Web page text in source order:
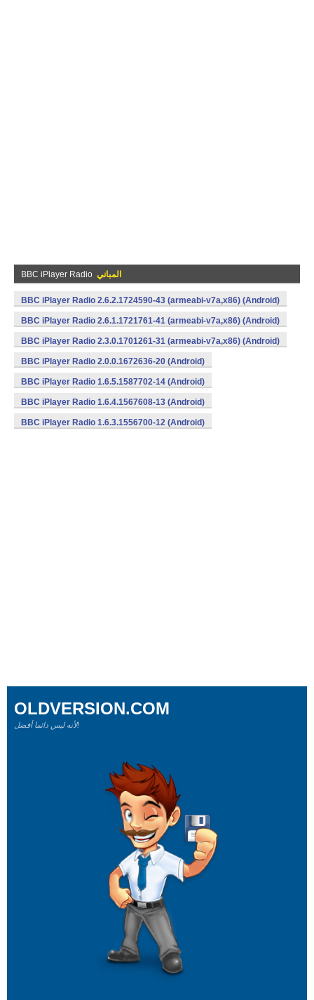
BBC iPlayer Radio المباني
BBC iPlayer Radio 2.6.2.1724590-43 (armeabi-v7a,x86) (Android)
BBC iPlayer Radio 2.6.1.1721761-41 (armeabi-v7a,x86) (Android)
BBC iPlayer Radio 2.3.0.1701261-31 (armeabi-v7a,x86) (Android)
BBC iPlayer Radio 2.0.0.1672636-20 (Android)
BBC iPlayer Radio 1.6.5.1587702-14 (Android)
BBC iPlayer Radio 1.6.4.1567608-13 (Android)
BBC iPlayer Radio 1.6.3.1556700-12 (Android)
OLDVERSION.COM
لأنه ليس دائما أفضل!